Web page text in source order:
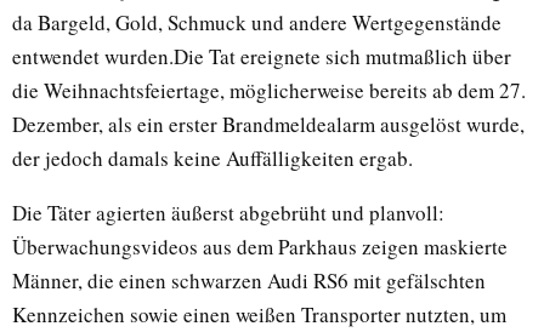
da Bargeld, Gold, Schmuck und andere Wertgegenstände
entwendet wurden.Die Tat ereignete sich mutmaßlich über
die Weihnachtsfeiertage, möglicherweise bereits ab dem 27.
Dezember, als ein erster Brandmeldealarm ausgelöst wurde,
der jedoch damals keine Auffälligkeiten ergab.
Die Täter agierten äußerst abgebrüht und planvoll:
Überwachungsvideos aus dem Parkhaus zeigen maskierte
Männer, die einen schwarzen Audi RS6 mit gefälschten
Kennzeichen sowie einen weißen Transporter nutzten, um